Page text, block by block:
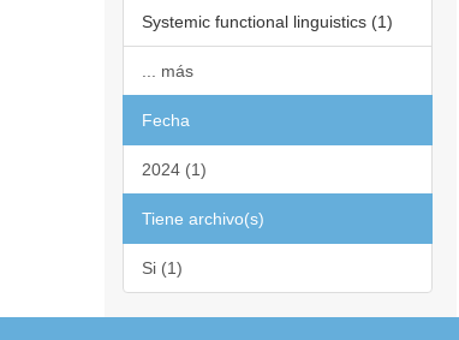
Systemic functional linguistics (1)
... más
Fecha
2024 (1)
Tiene archivo(s)
Si (1)